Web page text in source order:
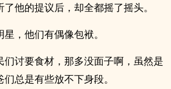
他的提议后，却全都摇了摇头。
，他们有偶像包袱。
们讨要食材，那多没面子啊，虽然是
总是有些放不下身段。